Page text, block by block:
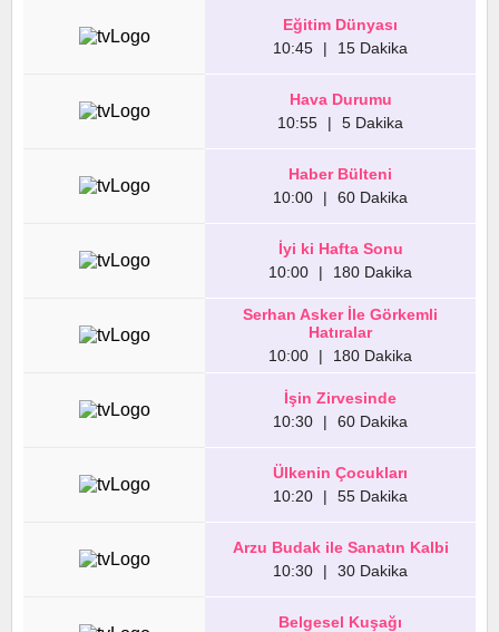
Eğitim Dünyası
10:45
| 15 Dakika
Hava Durumu
10:55
| 5 Dakika
Haber Bülteni
10:00
| 60 Dakika
İyi ki Hafta Sonu
10:00
| 180 Dakika
Serhan Asker İle Görkemli
Hatıralar
10:00
| 180 Dakika
İşin Zirvesinde
10:30
| 60 Dakika
Ülkenin Çocukları
10:20
| 55 Dakika
Arzu Budak ile Sanatın Kalbi
10:30
| 30 Dakika
Belgesel Kuşağı